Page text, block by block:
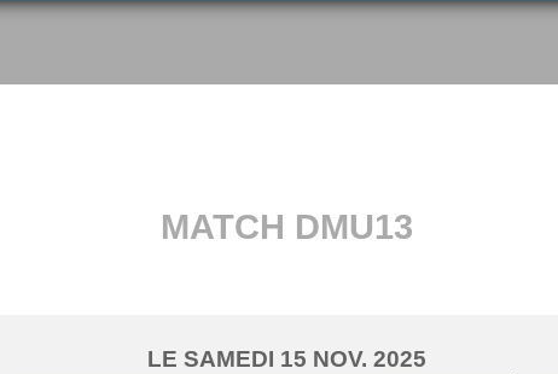
MATCH DMU13
LE SAMEDI 15 NOV. 2025